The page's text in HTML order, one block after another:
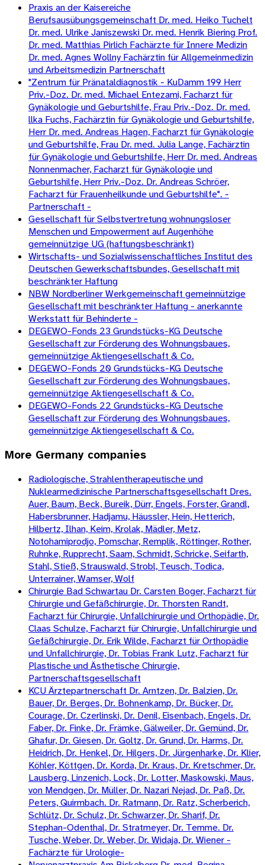
Praxis an der Kaisereiche
Berufsausübungsgemeinschaft Dr. med. Heiko Tuchelt
Dr. med. Ulrike Janiszewski Dr. med. Henrik Biering Prof.
Dr. med. Matthias Pirlich Fachärzte für Innere Medizin
Dr. med. Agnes Wollny Fachärztin für Allgemeinmedizin
und Arbeitsmedizin Partnerschaft
"Zentrum für Pränataldiagnostik - KuDamm 199 Herr
Priv.-Doz. Dr. med. Michael Entezami, Facharzt für
Gynäkologie und Geburtshilfe, Frau Priv.-Doz. Dr. med.
llka Fuchs, Fachärztin für Gynäkologie und Geburtshilfe,
Herr Dr. med. Andreas Hagen, Facharzt für Gynäkologie
und Geburtshilfe, Frau Dr. med. Julia Lange, Fachärztin
für Gynäkologie und Geburtshilfe, Herr Dr. med. Andreas
Nonnenmacher, Facharzt für Gynäkologie und
Geburtshilfe, Herr Priv.-Doz. Dr. Andreas Schröer,
Facharzt für Frauenheilkunde und Geburtshilfe". -
Partnerschaft -
Gesellschaft für Selbstvertretung wohnungsloser
Menschen und Empowerment auf Augenhöhe
gemeinnützige UG (haftungsbeschränkt)
Wirtschafts- und Sozialwissenschaftliches Institut des
Deutschen Gewerkschaftsbundes, Gesellschaft mit
beschränkter Haftung
NBW Nordberliner Werkgemeinschaft gemeinnützige
Gesellschaft mit beschränkter Haftung - anerkannte
Werkstatt für Behinderte -
DEGEWO-Fonds 23 Grundstücks-KG Deutsche
Gesellschaft zur Förderung des Wohnungsbaues,
gemeinnützige Aktiengesellschaft & Co.
DEGEWO-Fonds 20 Grundstücks-KG Deutsche
Gesellschaft zur Förderung des Wohnungsbaues,
gemeinnützige Aktiengesellschaft & Co.
DEGEWO-Fonds 22 Grundstücks-KG Deutsche
Gesellschaft zur Förderung des Wohnungsbaues,
gemeinnützige Aktiengesellschaft & Co.
More Germany companies
Radiologische, Strahlentherapeutische und
Nuklearmedizinische Partnerschaftsgesellschaft Dres.
Auer, Baum, Beck, Bureik, Dürr, Engels, Forster, Grandl,
Habersbrunner, Hadjamu, Häussler, Hein, Hetterich,
Hilbertz, Ilhan, Keim, Krolak, Mädler, Metz,
Notohamiprodjo, Pomschar, Remplik, Röttinger, Rother,
Ruhnke, Rupprecht, Saam, Schmidt, Schricke, Seifarth,
Stahl, Stieß, Strauswald, Strobl, Teusch, Todica,
Unterrainer, Wamser, Wolf
Chirurgie Bad Schwartau Dr. Carsten Boger, Facharzt für
Chirurgie und Gefäßchirurgie, Dr. Thorsten Randt,
Facharzt für Chirurgie, Unfallchirurgie und Orthopädie, Dr.
Claas Schulze, Facharzt für Chirurgie, Unfallchirurgie und
Gefäßchirurgie, Dr. Erik Wilde, Facharzt für Orthopädie
und Unfallchirurgie, Dr. Tobias Frank Lutz, Facharzt für
Plastische und Ästhetische Chirurgie,
Partnerschaftsgesellschaft
KCU Ärztepartnerschaft Dr. Arntzen, Dr. Balzien, Dr.
Bauer, Dr. Berges, Dr. Bohnenkamp, Dr. Bücker, Dr.
Courage, Dr. Czerlinski, Dr. Denil, Eisenbach, Engels, Dr.
Faber, Dr. Finke, Dr. Främke, Gälweiler, Dr. Gemünd, Dr.
Ghafur, Dr. Giesen, Dr. Goltz, Dr. Grund, Dr. Harms, Dr.
Heidrich, Dr. Henkel, Dr. Hilgers, Dr. Jürgenharke, Dr. Klier,
Köhler, Köttgen, Dr. Korda, Dr. Kraus, Dr. Kretschmer, Dr.
Lausberg, Linzenich, Lock, Dr. Lotter, Maskowski, Maus,
von Mendgen, Dr. Müller, Dr. Nazari Nejad, Dr. Paß, Dr.
Peters, Quirmbach. Dr. Ratmann, Dr. Ratz, Scherberich,
Schlütz, Dr. Schulz, Dr. Schwarzer, Dr. Sharif, Dr.
Stephan-Odenthal, Dr. Stratmeyer, Dr. Temme. Dr.
Tusche, Weber, Dr. Weber, Dr. Widaja, Dr. Wiener -
Fachärzte für Urologie-